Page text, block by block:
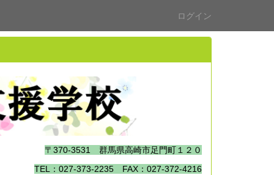
ログイン
〒370-3531 群馬県高崎市足門町１２０
TEL：027-373-2235 FAX：027-372-4216